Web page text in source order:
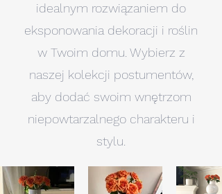
idealnym rozwiązaniem do
eksponowania dekoracji i roślin
w Twoim domu. Wybierz z
naszej kolekcji postumentów,
aby dodać swoim wnętrzom
niepowtarzalnego charakteru i
stylu.